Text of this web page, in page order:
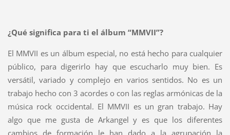
¿Qué significa para ti el álbum “MMVII”?
El MMVII es un álbum especial, no está hecho para cualquier
público, para digerirlo hay que escucharlo muy bien. Es
versátil, variado y complejo en varios sentidos. No es un
trabajo hecho con 3 acordes o con las reglas armónicas de la
música rock occidental. El MMVII es un gran trabajo. Hay
algo que me gusta de Arkangel y es que los diferentes
cambios de formación le han dado a la agrupación la